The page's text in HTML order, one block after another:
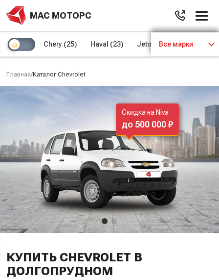
МАС МОТОРС
Chery (25) Haval (23) Jetour (8) Kaiyi (4)
Все марки
Главная/Каталог Chevrolet
КУПИТЬ CHEVROLET В
ДОЛГОПРУДНОМ
Скидка на Niva
до 500 000 ₽